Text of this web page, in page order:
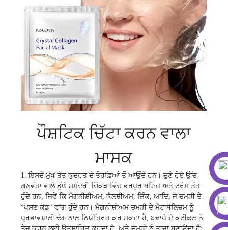
ਪੌਸ਼ਟਿਕ ਚਿੱਟਾ ਕਰਨ ਵਾਲਾ
ਮਾਸਕ
1. ਇਸਦੇ ਮੁੱਖ ਤੱਤ ਕੁਦਰਤ ਦੇ ਤੋਹਫ਼ਿਆਂ ਤੋਂ ਆਉਂਦੇ ਹਨ। ਚੁਣੇ ਹੋਏ ਉੱਚ-
ਗੁਣਵੱਤਾ ਵਾਲੇ ਡੂੰਘੇ ਸਮੁੰਦਰੀ ਚਿੱਕੜ ਵਿੱਚ ਭਰਪੂਰ ਖਣਿਜ ਅਤੇ ਟਰੇਸ ਤੱਤ
ਹੁੰਦੇ ਹਨ, ਜਿਵੇਂ ਕਿ ਮੈਗਨੀਸ਼ੀਅਮ, ਕੈਲਸ਼ੀਅਮ, ਜ਼ਿੰਕ, ਆਦਿ, ਜੋ ਚਮੜੀ ਦੇ
"ਪੋਸ਼ਣ ਕੋਡ" ਵਾਂਗ ਹੁੰਦੇ ਹਨ। ਮੈਗਨੀਸ਼ੀਅਮ ਚਮੜੀ ਦੇ ਮੈਟਾਬੋਲਿਜ਼ਮ ਨੂੰ
ਪ੍ਰਭਾਵਸ਼ਾਲੀ ਢੰਗ ਨਾਲ ਨਿਯੰਤ੍ਰਿਤ ਕਰ ਸਕਦਾ ਹੈ, ਬੁਢਾਪੇ ਦੇ ਕਟੀਕਲ ਨੂੰ